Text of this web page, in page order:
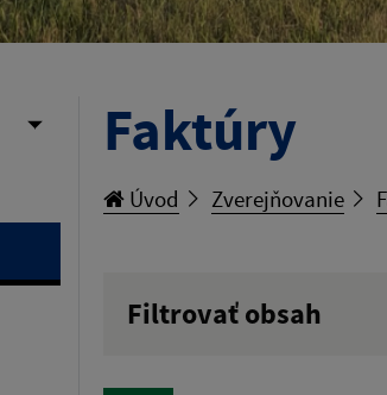
Faktúry
Úvod Zverejňovanie
Filtrovať obsah